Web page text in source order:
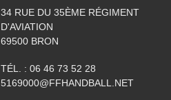
34 RUE DU 35ÈME RÉGIMENT
D'AVIATION
69500 BRON
TÉL. : 06 46 73 52 28
5169000@FFHANDBALL.NET